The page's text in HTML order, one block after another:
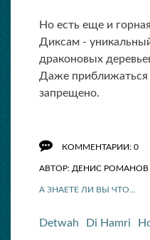
Но есть еще и
Диксам -
драконовых
Даже приближаться
запрещено.
КОММЕНТАРИИ: 0
АВТОР: ДЕНИС РОМАНОВ
А ЗНАЕТЕ ЛИ ВЫ ЧТО...
Detwah Di Hamri